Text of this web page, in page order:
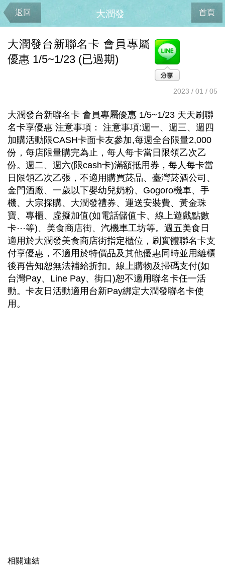
返回 首頁
大潤發
大潤發台新聯名卡 會員專屬
優惠 1/5~1/23 (已過期)
2023 / 01 / 05
大潤發台新聯名卡 會員專屬優惠 1/5~1/23 天天刷聯
名卡享優惠 注意事項： 注意事項:週一、週三、週四
加購活動限CASH卡面卡友參加,每週全台限量2,000
份，每店限量購完為止，每人每卡當日限領乙次乙
份。週二、週六(限cash卡)滿額抵用券，每人每卡當
日限領乙次乙張，不適用購買菸品、臺灣菸酒公司、
金門酒廠、一歲以下嬰幼兒奶粉、Gogoro機車、手
機、大宗採購、大潤發禮券、運送安裝費、黃金珠
寶、專櫃、虛擬加值(如電話儲值卡、線上遊戲點數
卡⋯等)、美食商店街、汽機車工坊等。週五美食日
適用於大潤發美食商店街指定櫃位，刷實體聯名卡支
付享優惠，不適用於特價品及其他優惠同時並用離櫃
後再告知恕無法補給折扣。線上購物及掃碼支付(如
台灣Pay、Line Pay、街口)恕不適用聯名卡任一活
動。卡友日活動適用台新Pay綁定大潤發聯名卡使
用。
相關連結